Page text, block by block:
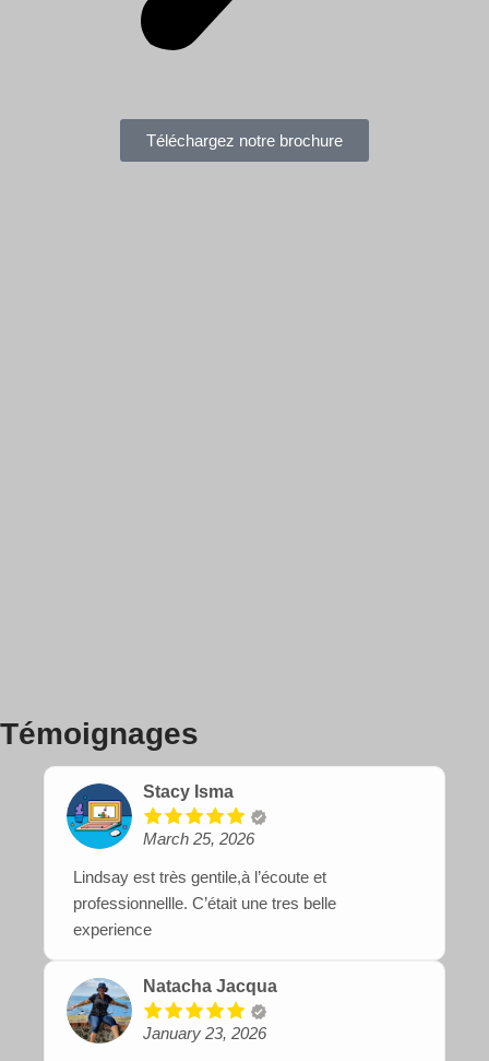
Téléchargez notre brochure
Témoignages
Stacy Isma
March 25, 2026
Lindsay est très gentile,à l’écoute et
professionnellle. C’était une tres belle
experience
Natacha Jacqua
January 23, 2026